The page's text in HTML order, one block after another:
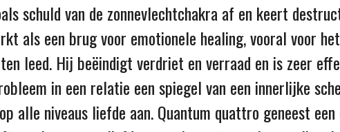
schuld van de zonnevlechtchakra af en keert
als een brug voor emotionele healing, vooral voor
leed. Hij beëindigt verdriet en verraad en is zeer
in een relatie een spiegel van een innerlijke
alle niveaus liefde aan. Quantum quattro geneest